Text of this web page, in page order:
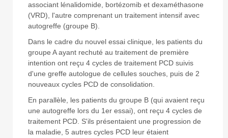
associant lénalidomide, bortézomib et dexaméthasone
(VRD), l'autre comprenant un traitement intensif avec
autogreffe (groupe B).
Dans le cadre du nouvel essai clinique, les patients du
groupe A ayant rechuté au traitement de première
intention ont reçu 4 cycles de traitement PCD suivis
d'une greffe autologue de cellules souches, puis de 2
nouveaux cycles PCD de consolidation.
En parallèle, les patients du groupe B (qui avaient reçu
une autogreffe lors du 1er essai), ont reçu 4 cycles de
traitement PCD. S'ils présentaient une progression de
la maladie, 5 autres cycles PCD leur étaient